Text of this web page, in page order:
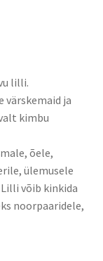
lilli.
värskemaid ja
kimbu
õele,
ülemusele
võib kinkida
noorpaaridele,